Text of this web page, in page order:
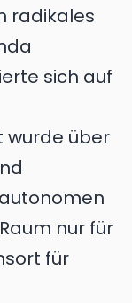
radikales
sich auf
wurde über
nur für
für